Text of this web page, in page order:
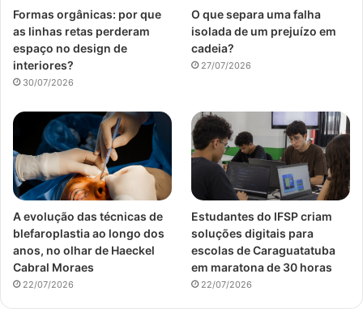
Formas orgânicas: por que
as linhas retas perderam
espaço no design de
interiores?
30/07/2026
O que separa uma falha
isolada de um prejuízo em
cadeia?
27/07/2026
A evolução das técnicas de
blefaroplastia ao longo dos
anos, no olhar de Haeckel
Cabral Moraes
22/07/2026
Estudantes do IFSP criam
soluções digitais para
escolas de Caraguatatuba
em maratona de 30 horas
22/07/2026